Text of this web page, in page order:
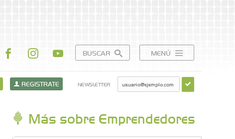
BUSCAR MENÚ
REGISTRATE NEWSLETTER
Más sobre Emprendedores